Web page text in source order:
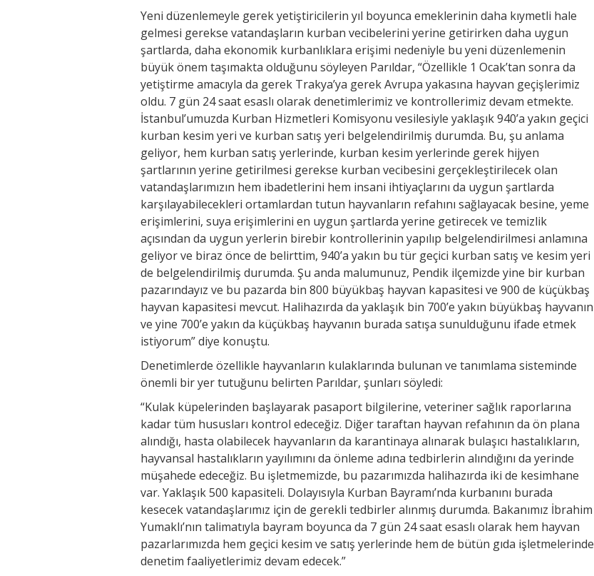
Yeni düzenlemeyle gerek yetiştiricilerin yıl boyunca emeklerinin daha kıymetli hale
gelmesi gerekse vatandaşların kurban vecibelerini yerine getirirken daha uygun
şartlarda, daha ekonomik kurbanlıklara erişimi nedeniyle bu yeni düzenlemenin
büyük önem taşımakta olduğunu söyleyen Parıldar, “Özellikle 1 Ocak’tan sonra da
yetiştirme amacıyla da gerek Trakya’ya gerek Avrupa yakasına hayvan geçişlerimiz
oldu. 7 gün 24 saat esaslı olarak denetimlerimiz ve kontrollerimiz devam etmekte.
İstanbul’umuzda Kurban Hizmetleri Komisyonu vesilesiyle yaklaşık 940’a yakın geçici
kurban kesim yeri ve kurban satış yeri belgelendirilmiş durumda. Bu, şu anlama
geliyor, hem kurban satış yerlerinde, kurban kesim yerlerinde gerek hijyen
şartlarının yerine getirilmesi gerekse kurban vecibesini gerçekleştirilecek olan
vatandaşlarımızın hem ibadetlerini hem insani ihtiyaçlarını da uygun şartlarda
karşılayabilecekleri ortamlardan tutun hayvanların refahını sağlayacak besine, yeme
erişimlerini, suya erişimlerini en uygun şartlarda yerine getirecek ve temizlik
açısından da uygun yerlerin birebir kontrollerinin yapılıp belgelendirilmesi anlamına
geliyor ve biraz önce de belirttim, 940’a yakın bu tür geçici kurban satış ve kesim yeri
de belgelendirilmiş durumda. Şu anda malumunuz, Pendik ilçemizde yine bir kurban
pazarındayız ve bu pazarda bin 800 büyükbaş hayvan kapasitesi ve 900 de küçükbaş
hayvan kapasitesi mevcut. Halihazırda da yaklaşık bin 700’e yakın büyükbaş hayvanın
ve yine 700’e yakın da küçükbaş hayvanın burada satışa sunulduğunu ifade etmek
istiyorum” diye konuştu.
Denetimlerde özellikle hayvanların kulaklarında bulunan ve tanımlama sisteminde
önemli bir yer tutuğunu belirten Parıldar, şunları söyledi:
“Kulak küpelerinden başlayarak pasaport bilgilerine, veteriner sağlık raporlarına
kadar tüm hususları kontrol edeceğiz. Diğer taraftan hayvan refahının da ön plana
alındığı, hasta olabilecek hayvanların da karantinaya alınarak bulaşıcı hastalıkların,
hayvansal hastalıkların yayılımını da önleme adına tedbirlerin alındığını da yerinde
müşahede edeceğiz. Bu işletmemizde, bu pazarımızda halihazırda iki de kesimhane
var. Yaklaşık 500 kapasiteli. Dolayısıyla Kurban Bayramı’nda kurbanını burada
kesecek vatandaşlarımız için de gerekli tedbirler alınmış durumda. Bakanımız İbrahim
Yumaklı’nın talimatıyla bayram boyunca da 7 gün 24 saat esaslı olarak hem hayvan
pazarlarımızda hem geçici kesim ve satış yerlerinde hem de bütün gıda işletmelerinde
denetim faaliyetlerimiz devam edecek.”